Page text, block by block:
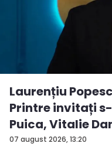
07 august 2026, 13:20
Laurențiu
Printre invitați
Puica, Vitalie
P...